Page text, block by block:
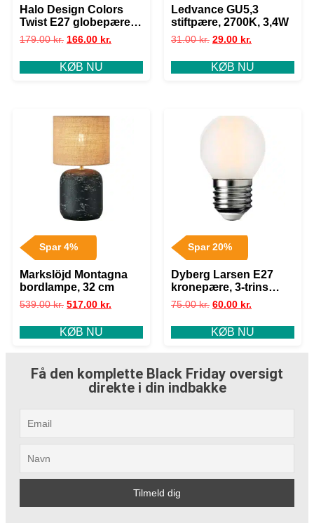
Halo Design Colors
Twist E27 globepære,
3-trins dæmp, 7W, Ø9,5
179.00kr. 166.00 kr.
KØB NU
Ledvance GU5,3
stiftpære, 2700K, 3,4W
31.00kr. 29.00 kr.
KØB NU
Spar 4%
Markslöjd Montagna
bordlampe, 32 cm
539.00kr. 517.00 kr.
KØB NU
Spar 20%
Dyberg Larsen E27
kronepære, 3-trins
dæmp, 5W
75.00kr. 60.00 kr.
KØB NU
Få den komplette Black Friday oversigt
direkte i din indbakke